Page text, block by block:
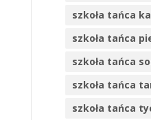
szkoła tańca
szkoła tańca
szkoła tańca
szkoła tańca
szkoła tańca